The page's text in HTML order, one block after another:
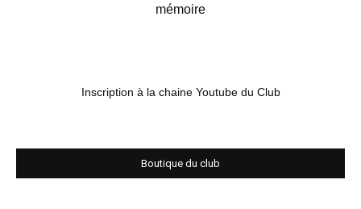
mémoire
Inscription à la chaine Youtube du Club
Boutique du club